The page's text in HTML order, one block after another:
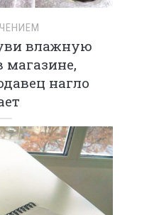
влажную
магазине,
нагло